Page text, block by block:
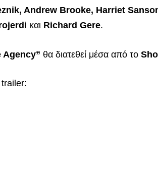
Andrew Brooke, Harriet
και Richard Gere.
Agency” θα διατεθεί μέσα από το
trailer: